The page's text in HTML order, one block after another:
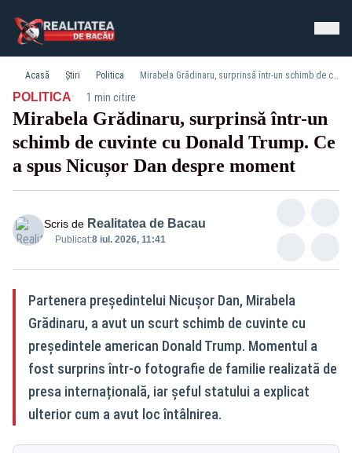
Acasă Știri Politica Mirabela Grădinaru, surprinsă într-un schimb de cuvinte cu Donald Trump. Ce a spus Nicușor Dan despre moment
POLITICA· 1 min citire
Mirabela Grădinaru, surprinsă într-un
schimb de cuvinte cu Donald Trump. Ce
a spus Nicușor Dan despre moment
Scris de Realitatea de Bacau
Publicat:8 iul. 2026, 11:41
Partenera președintelui Nicușor Dan, Mirabela
Grădinaru, a avut un scurt schimb de cuvinte cu
președintele american Donald Trump. Momentul a
fost surprins într-o fotografie de familie realizată de
presa internațională, iar șeful statului a explicat
ulterior cum a avut loc întâlnirea.